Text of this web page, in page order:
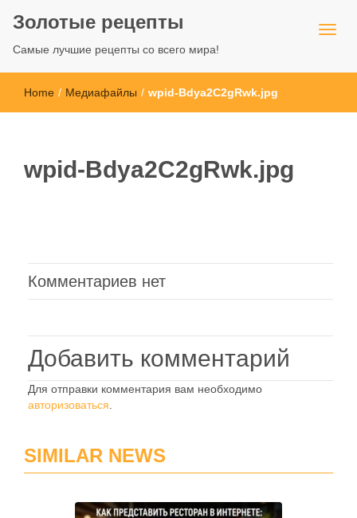
Золотые рецепты
Самые лучшие рецепты со всего мира!
Home / Медиафайлы / wpid-Bdya2C2gRwk.jpg
wpid-Bdya2C2gRwk.jpg
Комментариев нет
Добавить комментарий
Для отправки комментария вам необходимо
авторизоваться
SIMILAR NEWS